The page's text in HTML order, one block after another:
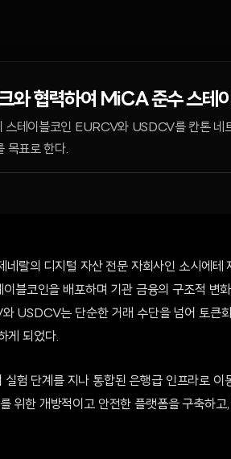
와 협력하여 MiCA 준수 스테
테이블코인 EURCV와 USDCV를 칸톤 네
목표로 한다.
랄의 디지털 자산 전문 자회사인 소시에
코인을 배포하며 기관 금융의 구조적 변화
USDCV는 단순한 거래 수단을 넘어 토큰
게 되었다.
험 단계를 지나 통합된 은행급 인프라로 이
위한 개방적이고 안전한 플랫폼을 구축하고